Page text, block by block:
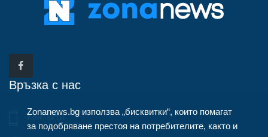
Връзка с нас
Контакти
Zonanews.bg използва „бисквитки“, които помагат
за подобряване престоя на потребителите, както и